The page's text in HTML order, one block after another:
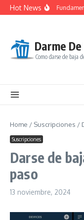
Saltar al contenido
Hot NewsEl Papel
Darme
Como darse de baja
Home / Suscripciones /
Suscripciones
Darse de
paso
13 noviembre, 2024